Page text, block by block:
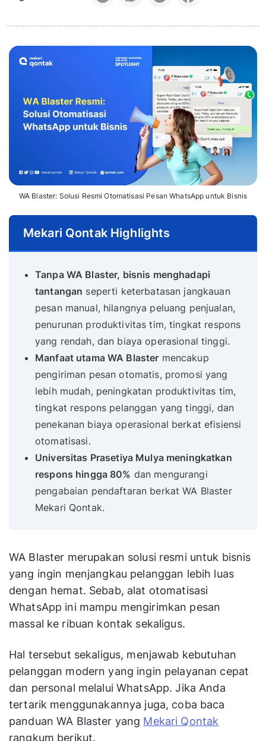
WA Blaster: Solusi Resmi Otomatisasi Pesan WhatsApp untuk Bisnis
Mekari Qontak Highlights
Tanpa WA Blaster, bisnis menghadapi
tantangan seperti keterbatasan jangkauan
pesan manual, hilangnya peluang penjualan,
penurunan produktivitas tim, tingkat respons
yang rendah, dan biaya operasional tinggi.
Manfaat utama WA Blaster mencakup
pengiriman pesan otomatis, promosi yang
lebih mudah, peningkatan produktivitas tim,
tingkat respons pelanggan yang tinggi, dan
penekanan biaya operasional berkat efisiensi
otomatisasi.
Universitas Prasetiya Mulya meningkatkan
respons hingga 80% dan mengurangi
pengabaian pendaftaran berkat WA Blaster
Mekari Qontak.
WA Blaster merupakan solusi resmi untuk bisnis
yang ingin menjangkau pelanggan lebih luas
dengan hemat. Sebab, alat otomatisasi
WhatsApp ini mampu mengirimkan pesan
massal ke ribuan kontak sekaligus.
Hal tersebut sekaligus, menjawab kebutuhan
pelanggan modern yang ingin pelayanan cepat
dan personal melalui WhatsApp. Jika Anda
tertarik menggunakannya juga, coba baca
panduan WA Blaster yang Mekari Qontak
rangkum berikut.